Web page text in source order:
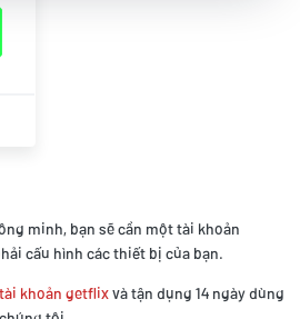
minh, bạn sẽ cần một tài khoản
cấu hình các thiết bị của bạn.
khoản getflixvà tận dụng 14 ngày dùng